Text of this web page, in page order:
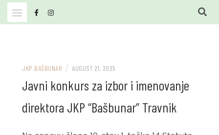
Skip
JKP BAŠBUNAR / AUGUST 21, 2025
Javni konkurs za izbor i imenovanje
direktora JKP “Bašbunar” Travnik